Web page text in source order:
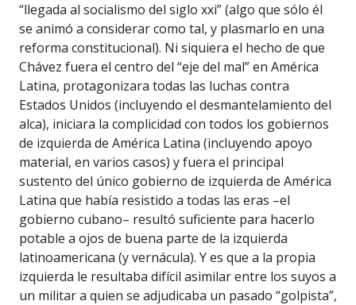
“llegada al socialismo del siglo xxi” (algo que sólo él
se animó a considerar como tal, y plasmarlo en una
reforma constitucional). Ni siquiera el hecho de que
Chávez fuera el centro del “eje del mal” en América
Latina, protagonizara todas las luchas contra
Estados Unidos (incluyendo el desmantelamiento del
alca), iniciara la complicidad con todos los gobiernos
de izquierda de América Latina (incluyendo apoyo
material, en varios casos) y fuera el principal
sustento del único gobierno de izquierda de América
Latina que había resistido a todas las eras –el
gobierno cubano– resultó suficiente para hacerlo
potable a ojos de buena parte de la izquierda
latinoamericana (y vernácula). Y es que a la propia
izquierda le resultaba difícil asimilar entre los suyos a
un militar a quien se adjudicaba un pasado “golpista”,